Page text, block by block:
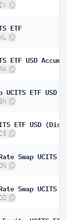
ETF
ETF USD
ETF USD